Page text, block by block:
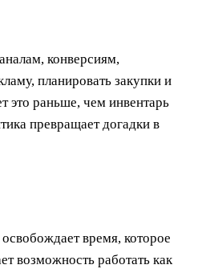
конверсиям,
планировать закупки и
это раньше, чем инвентарь
превращает догадки в
время, которое
возможность работать как